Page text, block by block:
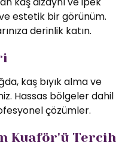
estetik bir görünüm.
derinlik katın.
kaş bıyık alma ve
Hassas bölgeler dahil
çözümler.
Kuaför'ü Tercih